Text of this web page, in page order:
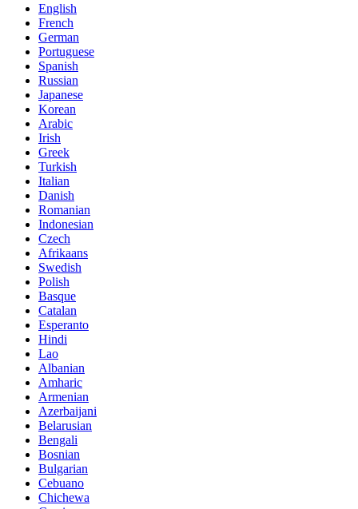
English
French
German
Portuguese
Spanish
Russian
Japanese
Korean
Arabic
Irish
Greek
Turkish
Italian
Danish
Romanian
Indonesian
Czech
Afrikaans
Swedish
Polish
Basque
Catalan
Esperanto
Hindi
Lao
Albanian
Amharic
Armenian
Azerbaijani
Belarusian
Bengali
Bosnian
Bulgarian
Cebuano
Chichewa